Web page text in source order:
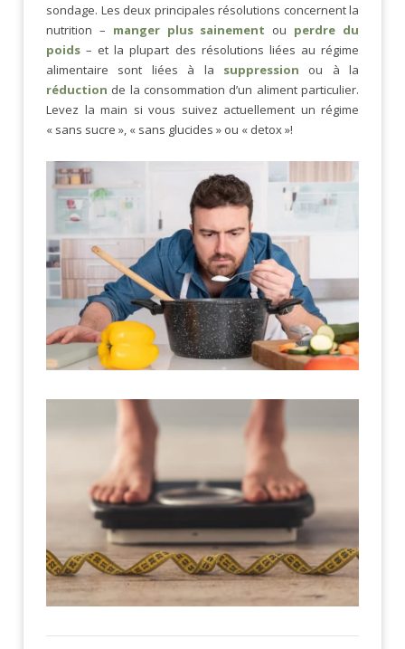
sondage. Les deux principales résolutions concernent la
nutrition – manger plus sainement ou perdre du
poids – et la plupart des résolutions liées au régime
alimentaire sont liées à la suppression ou à la
réduction de la consommation d’un aliment particulier.
Levez la main si vous suivez actuellement un régime
« sans sucre », « sans glucides » ou « detox »!